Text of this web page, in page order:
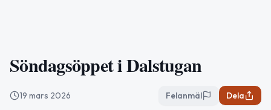
Söndagsöppet i Dalstugan
19 mars 2026 Felanmäl Dela